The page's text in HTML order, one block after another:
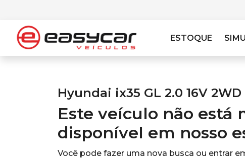
ESTOQUE
Hyundai ix35 GL 2.0 16V
Este veículo não está
disponível em nosso
Você pode fazer uma nova busca ou entrar